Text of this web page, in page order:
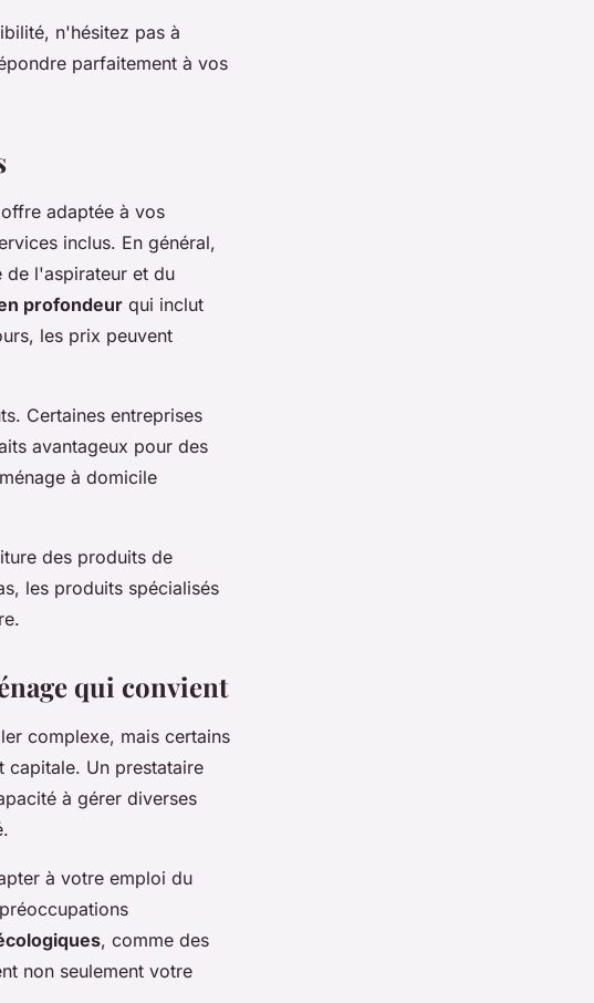
n'hésitez pas à
parfaitement à vos
adaptée à vos
inclus. En général,
de l'aspirateur et du
profondeur qui inclut
les prix peuvent
Certaines entreprises
avantageux pour des
à domicile
des produits de
les produits spécialisés
qui convient
complexe, mais certains
capitale. Un prestataire
à gérer diverses
à votre emploi du
, comme des
non seulement votre